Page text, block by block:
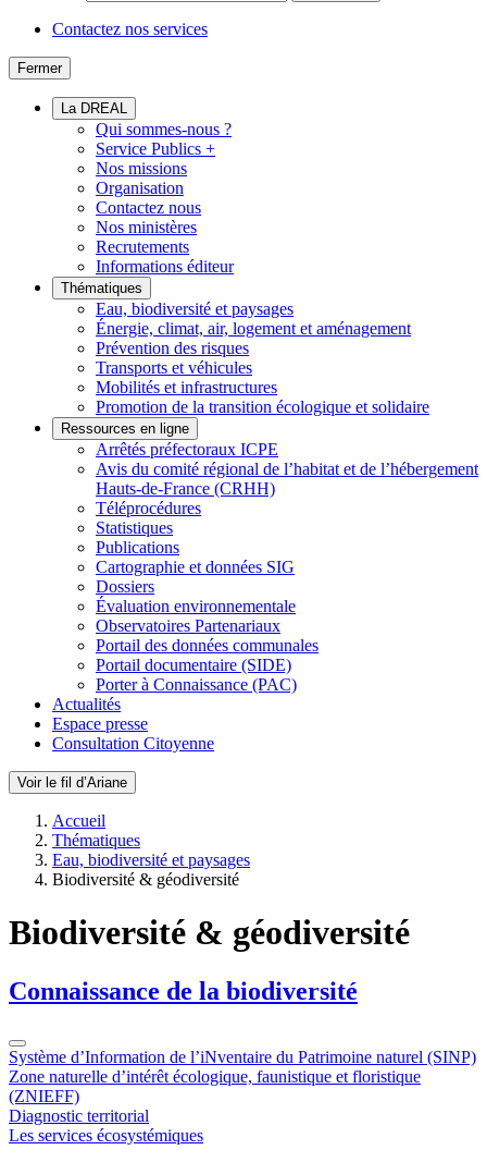
Contactez nos services
Fermer
La DREAL
Qui sommes-nous ?
Service Publics +
Nos missions
Organisation
Contactez nous
Nos ministères
Recrutements
Informations éditeur
Thématiques
Eau, biodiversité et paysages
Énergie, climat, air, logement et aménagement
Prévention des risques
Transports et véhicules
Mobilités et infrastructures
Promotion de la transition écologique et solidaire
Ressources en ligne
Arrêtés préfectoraux ICPE
Avis du comité régional de l’habitat et de l’hébergement
Hauts-de-France (CRHH)
Téléprocédures
Statistiques
Publications
Cartographie et données SIG
Dossiers
Évaluation environnementale
Observatoires Partenariaux
Portail des données communales
Portail documentaire (SIDE)
Porter à Connaissance (PAC)
Actualités
Espace presse
Consultation Citoyenne
Voir le fil d’Ariane
Accueil
Thématiques
Eau, biodiversité et paysages
Biodiversité & géodiversité
Biodiversité & géodiversité
Connaissance de la biodiversité
Système d’Information de l’iNventaire du Patrimoine naturel (SINP)
Zone naturelle d’intérêt écologique, faunistique et floristique
(ZNIEFF)
Diagnostic territorial
Les services écosystémiques